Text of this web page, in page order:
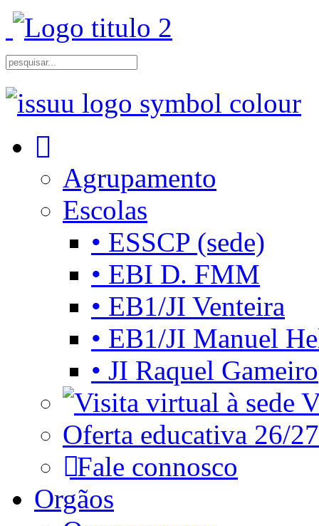
Agrupamento
Escolas
• ESSCP (sede)
• EBI D. FMM
• EB1/JI Venteira
• EB1/JI Manuel
• JI Raquel Gameiro
Oferta educativa 26/27
Fale connosco
Orgãos